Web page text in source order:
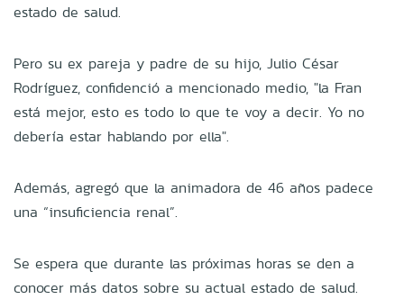
estado de salud.
Pero su ex pareja y padre de su hijo, Julio César
Rodríguez, confidenció a mencionado medio, "la Fran
está mejor, esto es todo lo que te voy a decir. Yo no
debería estar hablando por ella".
Además, agregó que la animadora de 46 años padece
una “insuficiencia renal”.
Se espera que durante las próximas horas se den a
conocer más datos sobre su actual estado de salud.